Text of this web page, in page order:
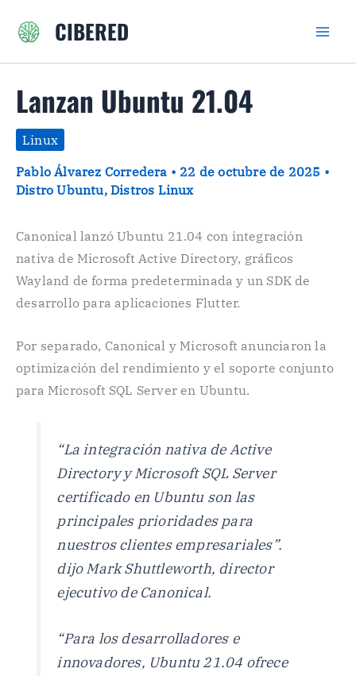
CIBERED
Lanzan Ubuntu 21.04
Linux
Pablo Álvarez Corredera • 22 de octubre de 2025 •
Distro Ubuntu,Distros Linux
Canonical lanzó Ubuntu 21.04 con integración
nativa de Microsoft Active Directory, gráficos
Wayland de forma predeterminada y un SDK de
desarrollo para aplicaciones Flutter.
Por separado, Canonical y Microsoft anunciaron la
optimización del rendimiento y el soporte conjunto
para Microsoft SQL Server en Ubuntu.
“La integración nativa de Active
Directory y Microsoft SQL Server
certificado en Ubuntu son las
principales prioridades para
nuestros clientes empresariales”.
dijo Mark Shuttleworth, director
ejecutivo de Canonical.
“Para los desarrolladores e
innovadores, Ubuntu 21.04 ofrece